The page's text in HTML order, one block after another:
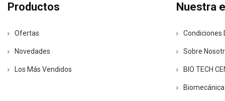
Productos
Ofertas
Novedades
Los Más Vendidos
Nuestra
Condiciones
Sobre
BIO TECH
Biomecánica